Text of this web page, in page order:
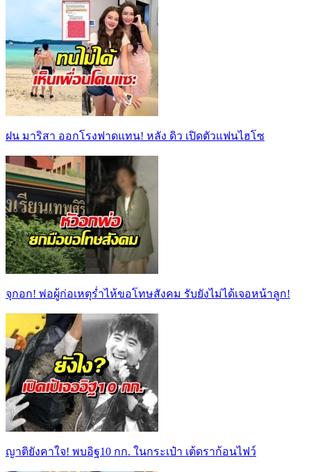
ฝน มาริสา ออกโรงฟาดแทน! หลัง ดิว เปิดตัวแฟนไฮโซ
จุกอก! พ่อผู้ก่อเหตุร่ำไห้ขอโทษสังคม รับยังไม่ได้เจอหน้าลูก!
ญาติยังคาใจ! พบอิฐ10 กก. ในกระเป๋า เต้ดราก้อนไฟว์